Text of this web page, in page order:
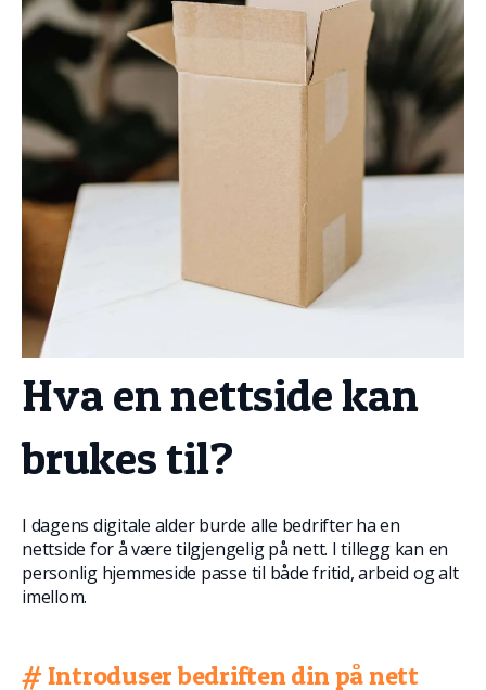
Hva en nettside kan
brukes til?
I dagens digitale alder burde alle bedrifter ha en
nettside for å være tilgjengelig på nett. I tillegg kan en
personlig hjemmeside passe til både fritid, arbeid og alt
imellom.
# Introduser bedriften din på nett